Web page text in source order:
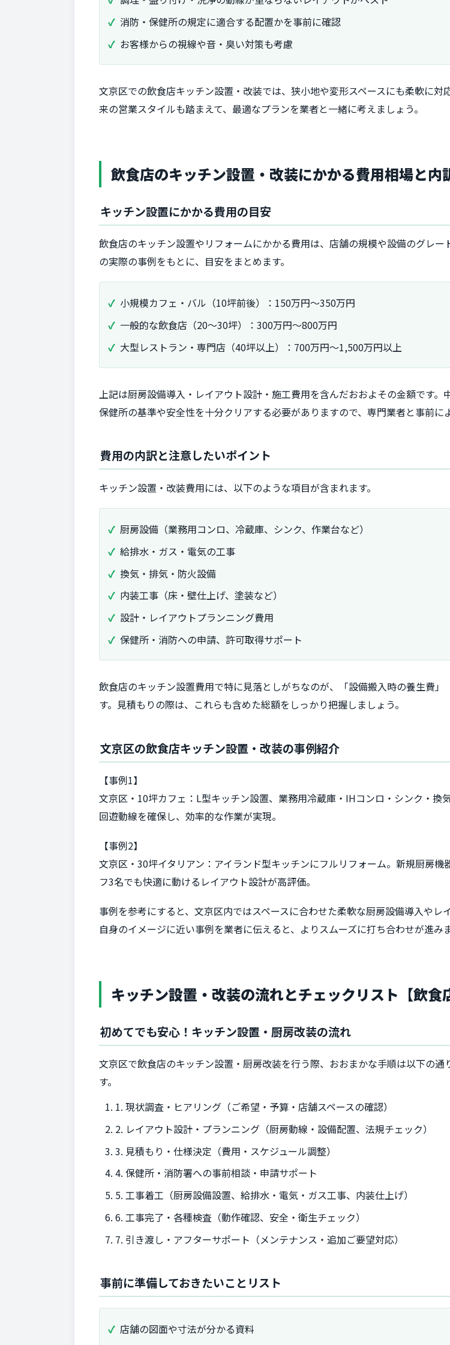
消防・保健所の規定に適合する配置かを事前に確認
お客様からの視線や音・臭い対策も考慮
文京区での飲食店キッチン設置・改装では、狭小地や変形スペースにも柔軟に
来の営業スタイルも踏まえて、最適なプランを業者と一緒に考えましょう。
飲食店のキッチン設置・改装にかかる費用相場と内
キッチン設置にかかる費用の目安
飲食店のキッチン設置やリフォームにかかる費用は、店舗の規模や設備のグレ
の実際の事例をもとに、目安をまとめます。
小規模カフェ・バル（10坪前後）：150万円～350万円
一般的な飲食店（20～30坪）：300万円～800万円
大型レストラン・専門店（40坪以上）：700万円～1,500万円以上
上記は厨房設備導入・レイアウト設計・施工費用を含んだおおよその金額です
保健所の基準や安全性を十分クリアする必要がありますので、専門業者と事前に
費用の内訳と注意したいポイント
キッチン設置・改装費用には、以下のような項目が含まれます。
厨房設備（業務用コンロ、冷蔵庫、シンク、作業台など）
給排水・ガス・電気の工事
換気・排気・防火設備
内装工事（床・壁仕上げ、塗装など）
設計・レイアウトプランニング費用
保健所・消防への申請、許可取得サポート
飲食店のキッチン設置費用で特に見落としがちなのが、「設備搬入時の養生費
す。見積もりの際は、これらも含めた総額をしっかり把握しましょう。
文京区の飲食店キッチン設置・改装の事例紹介
【事例1】
文京区・10坪カフェ：L型キッチン設置、業務用冷蔵庫・IHコンロ・シンク・換
回遊動線を確保し、効率的な作業が実現。
【事例2】
文京区・30坪イタリアン：アイランド型キッチンにフルリフォーム。新規厨房
フ3名でも快適に動けるレイアウト設計が高評価。
事例を参考にすると、文京区内ではスペースに合わせた柔軟な厨房設備導入や
自身のイメージに近い事例を業者に伝えると、よりスムーズに打ち合わせが進みま
キッチン設置・改装の流れとチェックリスト【飲食
初めてでも安心！キッチン設置・厨房改装の流れ
文京区で飲食店のキッチン設置・厨房改装を行う際、おおまかな手順は以下の
す。
1. 現状調査・ヒアリング（ご希望・予算・店舗スペースの確認）
2. レイアウト設計・プランニング（厨房動線・設備配置、法規チェック）
3. 見積もり・仕様決定（費用・スケジュール調整）
4. 保健所・消防署への事前相談・申請サポート
5. 工事着工（厨房設備設置、給排水・電気・ガス工事、内装仕上げ）
6. 工事完了・各種検査（動作確認、安全・衛生チェック）
7. 引き渡し・アフターサポート（メンテナンス・追加ご要望対応）
事前に準備しておきたいことリスト
店舗の図面や寸法が分かる資料